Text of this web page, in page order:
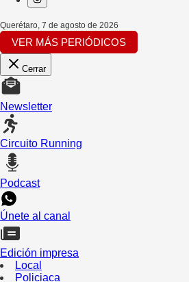
Querétaro, 7 de agosto de 2026
VER MÁS PERIÓDICOS
Cerrar
Newsletter
Circuito Running
Podcast
Únete al canal
Edición impresa
Local
Policiaca